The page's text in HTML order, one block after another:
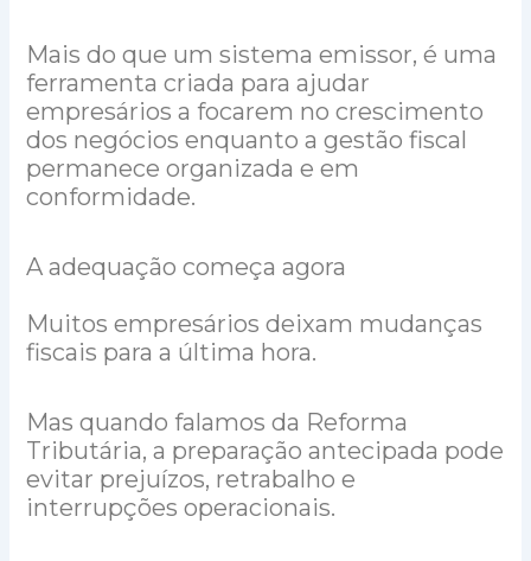
Mais do que um sistema emissor, é uma
ferramenta criada para ajudar
empresários a focarem no crescimento
dos negócios enquanto a gestão fiscal
permanece organizada e em
conformidade.
A adequação começa agora
Muitos empresários deixam mudanças
fiscais para a última hora.
Mas quando falamos da Reforma
Tributária, a preparação antecipada pode
evitar prejuízos, retrabalho e
interrupções operacionais.